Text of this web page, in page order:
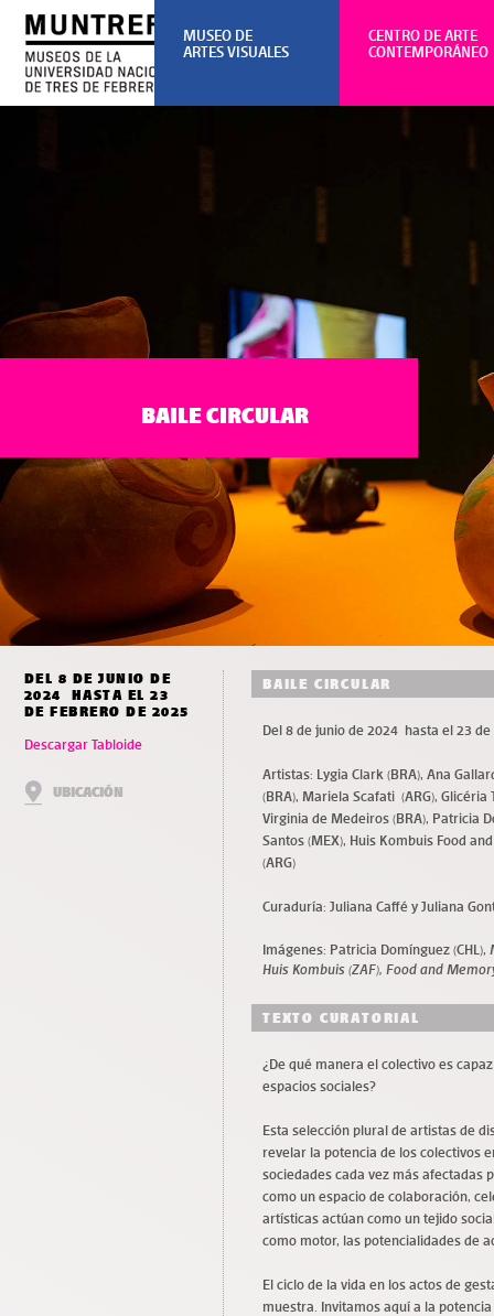
BAILE CIRCULAR
DEL 8 DE JUNIO DE
2024 HASTA EL 23
DE FEBRERO DE 2025
Descargar Tabloide
UBICACIÓN
BAILE CIRCULAR
Del 8 de junio de 2024 hasta el 23
Artistas: Lygia Clark (BRA), Ana
(BRA), Mariela Scafati (ARG),
Virginia de Medeiros (BRA), Patricia
Santos (MEX), Huis Kombuis Food
(ARG)
Curaduría: Juliana Caffé y Juliana
Imágenes: Patricia Domínguez (CHL),
Huis Kombuis (ZAF), Food and
TEXTO CURATORIAL
¿De qué manera el colectivo es
espacios sociales?
Esta selección plural de artistas de
revelar la potencia de los colectivos
sociedades cada vez más afectadas
como un espacio de colaboración,
artísticas actúan como un tejido
como motor, las potencialidades de
El ciclo de la vida en los actos de
muestra. Invitamos aquí a la
CENTRO DE ARTE
CONTEMPORÁNEO
MUSEO DE
ARTES VISUALES